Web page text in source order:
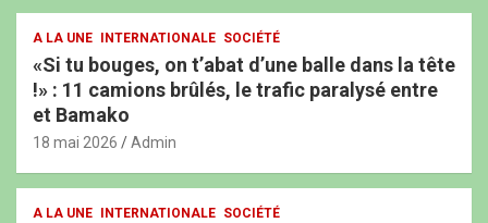
A LA UNE INTERNATIONALE SOCIÉTÉ
«Si tu bouges, on t’abat d’une balle dans la tête
!» : 11 camions brûlés, le trafic paralysé entre
et Bamako
18 mai 2026 Admin
A LA UNE INTERNATIONALE SOCIÉTÉ